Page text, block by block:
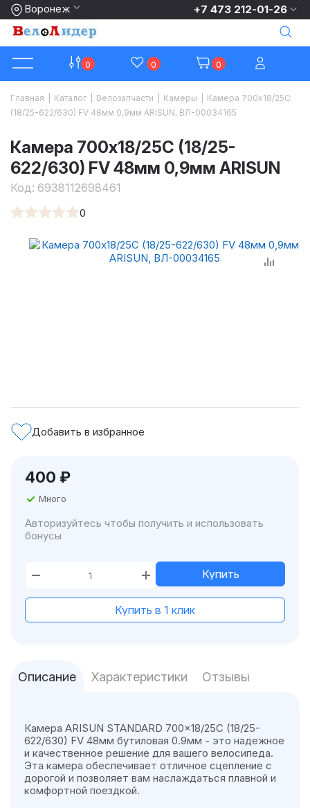
Воронеж +7 473 212-01-26
0 0 0
Главная Каталог Велозапчасти Камеры
Камера 700x18/25C
(18/25-622/630) FV 48мм 0,9мм ARISUN, ВЛ-00034165
Камера 700x18/25C (18/25-
622/630) FV 48мм 0,9мм ARISUN
Код: 6938112698461
0
Добавить в избранное
400 ₽
Много
Авторизуйтесь чтобы получить и использовать
бонусы
Купить
Купить в 1 клик
Описание Характеристики Отзывы
Камера ARISUN STANDARD 700x18/25C (18/25-
622/630) FV 48мм бутиловая 0.9мм - это надежное
и качественное решение для вашего велосипеда.
Эта камера обеспечивает отличное сцепление с
дорогой и позволяет вам наслаждаться плавной и
комфортной поездкой.